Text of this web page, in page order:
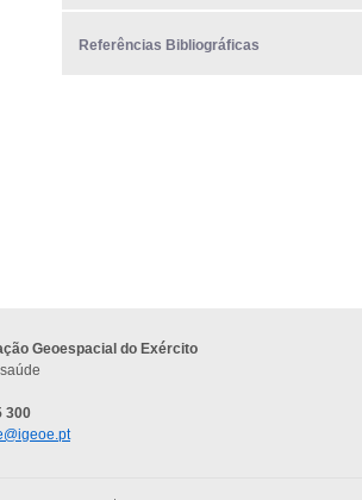
Referências Bibliográficas
Geoespacial do Exército
300